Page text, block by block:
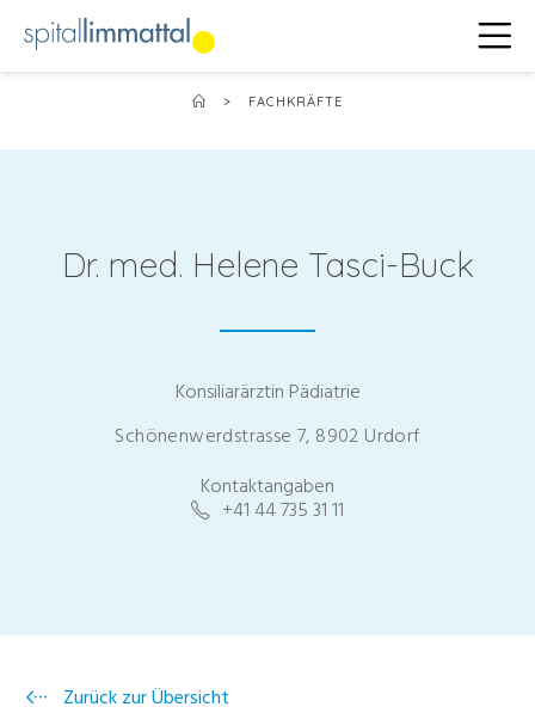
> FACHKRÄFTE
Dr. med. Helene Tasci-Buck
Konsiliarärztin Pädiatrie
Schönenwerdstrasse 7, 8902 Urdorf
Kontaktangaben
+41 44 735 31 11
Zurück zur Übersicht